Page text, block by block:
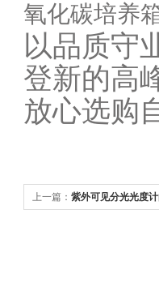
氧化碳培养
以品质守
登新的高
放心选购
上一篇： 紫外可见分光光度